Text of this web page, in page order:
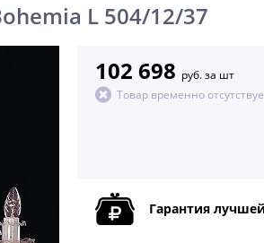
L 504/12/37
102 698 руб. за шт
Товар временно
Гарантия